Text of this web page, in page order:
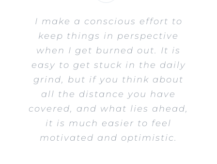
I make a conscious effort to
keep things in perspective
when I get burned out. It is
easy to get stuck in the daily
grind, but if you think about
all the distance you have
covered, and what lies ahead,
it is much easier to feel
motivated and optimistic.